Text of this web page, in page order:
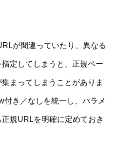
が間違っていたり、異なる
定してしまうと、正規ペー
まってしまうことがありま
き／なしを統一し、パラメ
規URLを明確に定めておき